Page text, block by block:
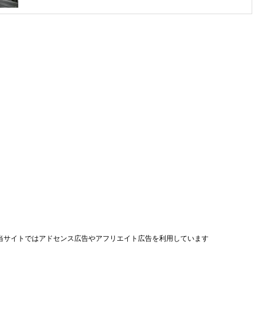
サイトではアドセンス広告やアフリエイト広告を利用しています